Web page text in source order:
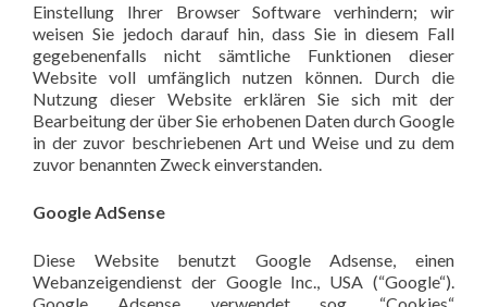
Einstellung Ihrer Browser Software verhindern; wir
weisen Sie jedoch darauf hin, dass Sie in diesem Fall
gegebenenfalls nicht sämtliche Funktionen dieser
Website voll umfänglich nutzen können. Durch die
Nutzung dieser Website erklären Sie sich mit der
Bearbeitung der über Sie erhobenen Daten durch Google
in der zuvor beschriebenen Art und Weise und zu dem
zuvor benannten Zweck einverstanden.
Google AdSense
Diese Website benutzt Google Adsense, einen
Webanzeigendienst der Google Inc., USA (“Google“).